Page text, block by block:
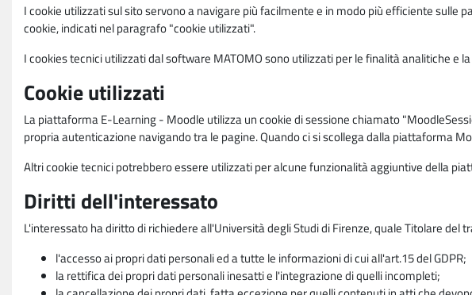
I cookie utilizzati sul sito servono a navigare più facilmente e in modo più efficiente sulle
cookie, indicati nel paragrafo "cookie utilizzati".
I cookies tecnici utilizzati dal software MATOMO sono utilizzati per le finalità analitiche e
Cookie utilizzati
La piattaforma E-Learning - Moodle utilizza un cookie di sessione chiamato
propria autenticazione navigando tra le pagine. Quando ci si scollega dalla piattaforma
Altri cookie tecnici potrebbero essere utilizzati per alcune funzionalità aggiuntive della
Diritti dell'interessato
L'interessato ha diritto di richiedere all'Università degli Studi di Firenze, quale Titolare del
l'accesso ai propri dati personali ed a tutte le informazioni di cui all'art.15 del GDPR;
la rettifica dei propri dati personali inesatti e l'integrazione di quelli incompleti;